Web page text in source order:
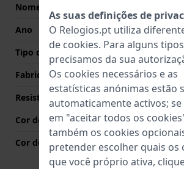
Nome
Ano
2022
Tipo de Mostrador
Analógico
Fabricado na Suíça
Não
Resistência à Água
3 Bar
Cor do mostrador
Ouro rosa
Cor dos ponteiros (h,m,s)
Ouro rosa,
rosa
As suas definições de
O Relogios.pt utiliza
de cookies. Para alguns
precisamos da sua
Os cookies necessários e as
estatísticas anónimas estão
automaticamente activos; se
em "aceitar todos os
também os cookies
pretender escolher quais os
que você próprio ativa,